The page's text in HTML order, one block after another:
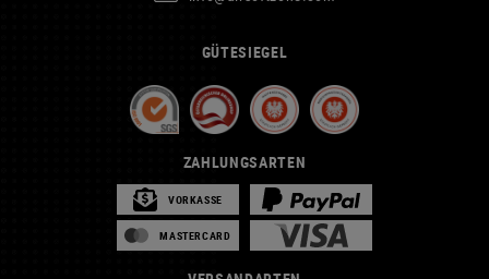
GÜTESIEGEL
ZAHLUNGSARTEN
VORKASSE
MASTERCARD